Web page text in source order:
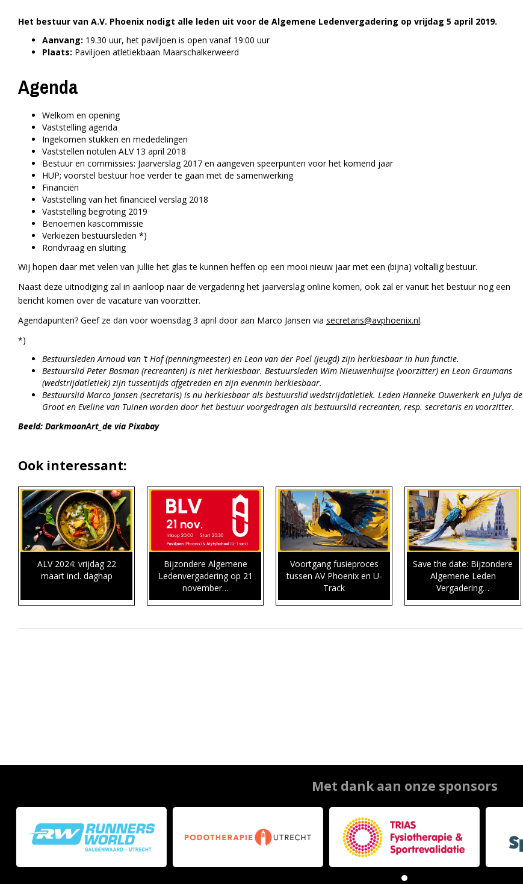
Het bestuur van A.V. Phoenix nodigt alle leden uit voor de Algemene Ledenvergadering op vrijdag 5 april 2019.
Aanvang: 19.30 uur, het paviljoen is open vanaf 19:00 uur
Plaats: Paviljoen atletiekbaan Maarschalkerweerd
Agenda
Welkom en opening
Vaststelling agenda
Ingekomen stukken en mededelingen
Vaststellen notulen ALV 13 april 2018
Bestuur en commissies: Jaarverslag 2017 en aangeven speerpunten voor het komend jaar
HUP; voorstel bestuur hoe verder te gaan met de samenwerking
Financiën
Vaststelling van het financieel verslag 2018
Vaststelling begroting 2019
Benoemen kascommissie
Verkiezen bestuursleden *)
Rondvraag en sluiting
Wij hopen daar met velen van jullie het glas te kunnen heffen op een mooi nieuw jaar met een (bijna) voltallig bestuur.
Naast deze uitnodiging zal in aanloop naar de vergadering het jaarverslag online komen, ook zal er vanuit het bestuur nog een
bericht komen over de vacature van voorzitter.
Agendapunten? Geef ze dan voor woensdag 3 april door aan Marco Jansen via secretaris@avphoenix.nl.
*)
Bestuursleden Arnoud van ’t Hof (penningmeester) en Leon van der Poel (jeugd) zijn herkiesbaar in hun functie.
Bestuurslid Peter Bosman (recreanten) is niet herkiesbaar. Bestuursleden Wim Nieuwenhuijse (voorzitter) en Leon Graumans
(wedstrijdatletiek) zijn tussentijds afgetreden en zijn evenmin herkiesbaar.
Bestuurslid Marco Jansen (secretaris) is nu herkiesbaar als bestuurslid wedstrijdatletiek. Leden Hanneke Ouwerkerk en Julya de
Groot en Eveline van Tuinen worden door het bestuur voorgedragen als bestuurslid recreanten, resp. secretaris en voorzitter.
Beeld: DarkmoonArt_de via Pixabay
Ook interessant:
ALV 2024: vrijdag 22
maart incl. daghap
Bijzondere Algemene
Ledenvergadering op 21
november…
Voortgang fusieproces
tussen AV Phoenix en U-
Track
Save the date: Bijzondere
Algemene Leden
Vergadering…
Met dank aan onze sponsors